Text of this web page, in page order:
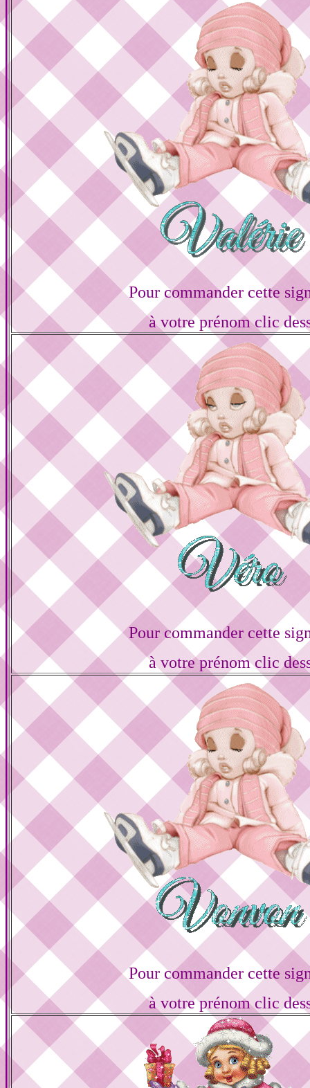
Pour commander cette
à votre prénom clic
Pour commander cette
à votre prénom clic
Pour commander cette
à votre prénom clic